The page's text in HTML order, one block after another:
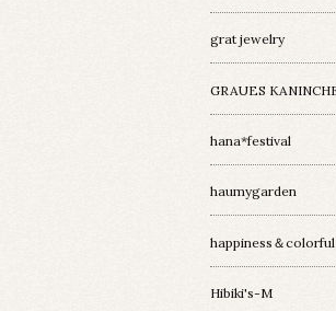
grat jewelry
GRAUES
hana*festival
haumygarden
happiness＆colorful
Hibiki's-M